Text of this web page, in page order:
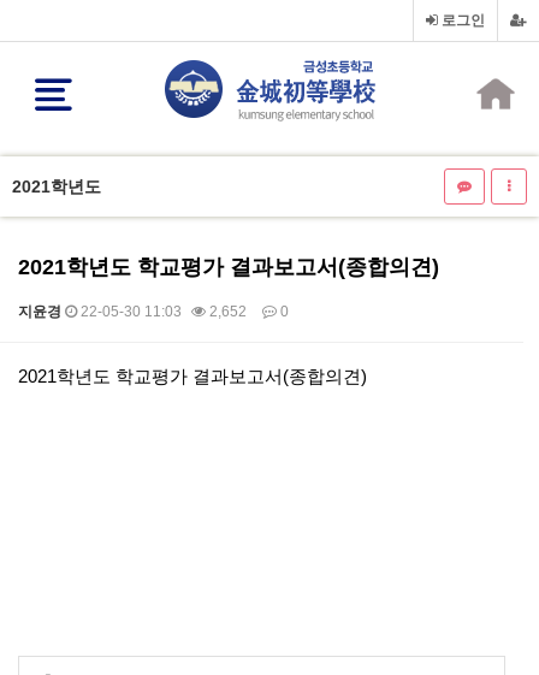
로그인
2021학년도
2021학년도 학교평가 결과보고서(종합의견)
지윤경 22-05-30 11:03 2,652 0
본문
2021학년도 학교평가 결과보고서(종합의견)